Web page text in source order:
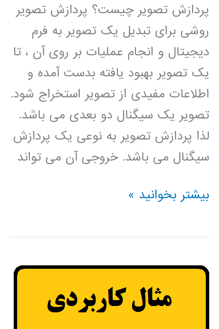
پردازش تصویر چیست؟ پردازش تصویر
روشی برای تبدیل یک تصویر به فرم
دیجیتال و انجام عملیات بر روی آن ، تا
یک تصویر بهبود یافته بدست آمده و
اطلاعات مفیدی از تصویر استخراج شود.
تصویر یک سیگنال دو بعدی می باشد.
لذا پردازش تصویر به نوعی یک پردازش
سیگنال می باشد. خروجی آن می تواند
فیلم
پردازش
در
بیشتر بخوانید »